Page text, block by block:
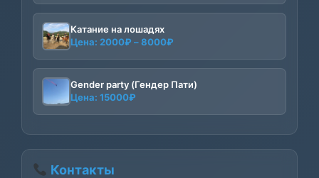
Катание на лошадях
Цена: 2000₽ –8000₽
2000₽
–
Gender party (Гендер Пати)
Цена: 15000₽
Контакты